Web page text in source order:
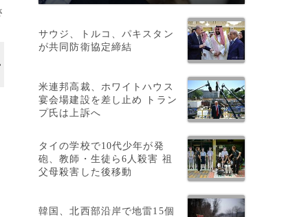
サウジ、トルコ、パキスタン
が共同防衛協定締結
米連邦高裁、ホワイトハウス
宴会場建設を差し止め トラン
プ氏は上訴へ
タイの学校で10代少年が発
砲、教師・生徒ら6人殺害 祖
父母殺害した後移動
韓国、北西部沿岸で地雷15個